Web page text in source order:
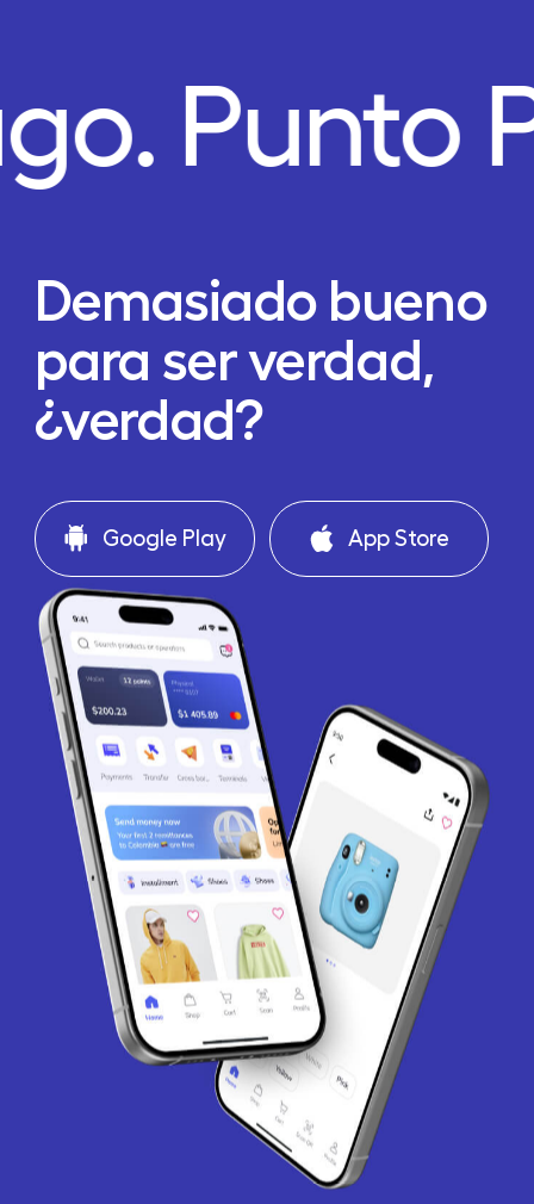
Punto
Demasiado bueno
para ser verdad,
¿verdad?
Google Play App Store